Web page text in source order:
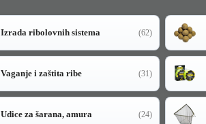
Izrada ribolovnih sistema (62)
Vaganje i zaštita ribe (31)
Udice za šarana, amura (24)